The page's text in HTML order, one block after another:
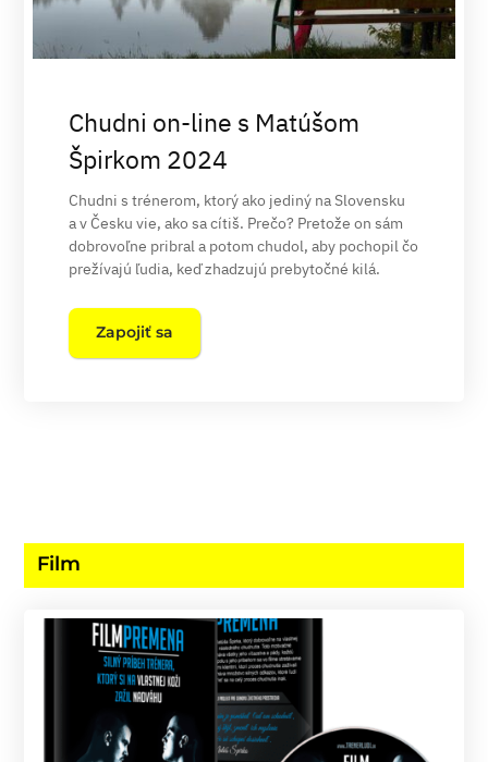
Chudni on-line s Matúšom
Špirkom 2024
Chudni s trénerom, ktorý ako jediný na Slovensku
a v Česku vie, ako sa cítiš. Prečo? Pretože on sám
dobrovoľne pribral a potom chudol, aby pochopil čo
prežívajú ľudia, keď zhadzujú prebytočné kilá.
Zapojiť sa
Film